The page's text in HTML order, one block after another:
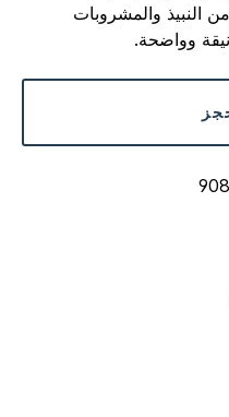
النبيذ والمشروبات